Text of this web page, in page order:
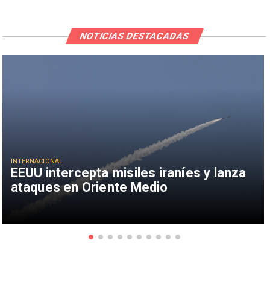
EEUU intercepta misiles iraníes y lanza
ataques en Oriente Medio
INTERNACIONAL
NOTICIAS DESTACADAS